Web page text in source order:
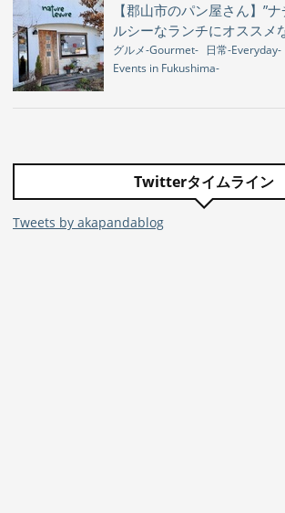
【郡山市のパン屋さん】”
ルシーなランチにオススメ
グルメ-Gourmet- 日常-Everyday-
Events in Fukushima-
Twitterタイムライン
Tweets by akapandablog